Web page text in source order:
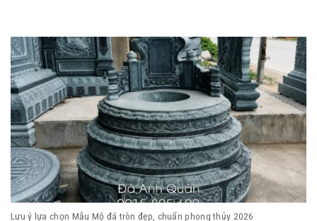
Lưu ý lựa chọn Mẫu Mộ đá tròn đẹp, chuẩn phong thủy 2026